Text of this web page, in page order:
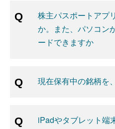
株主パスポートアプ
か。また、パソコン
ードできますか
現在保有中の銘柄を
iPadやタブレット端